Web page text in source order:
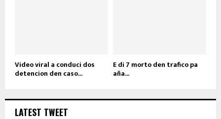
Video viral a conduci dos
detencion den caso...
E di 7 morto den trafico pa
aña...
LATEST TWEET